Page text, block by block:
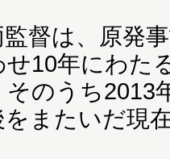
督は、原発
10年にわた
そのうち2013
またいだ現